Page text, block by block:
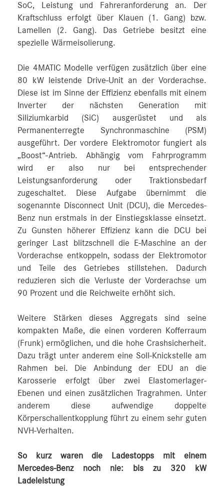
SoC, Leistung und Fahreranforderung an. Der
Kraftschluss erfolgt über Klauen (1. Gang) bzw.
Lamellen (2. Gang). Das Getriebe besitzt eine
spezielle Wärmeisolierung.
Die 4MATIC Modelle verfügen zusätzlich über eine
80 kW leistende Drive-Unit an der Vorderachse.
Diese ist im Sinne der Effizienz ebenfalls mit einem
Inverter der nächsten Generation mit
Siliziumkarbid (SiC) ausgerüstet und als
Permanenterregte Synchronmaschine (PSM)
ausgeführt. Der vordere Elektromotor fungiert als
„Boost“-Antrieb. Abhängig vom Fahrprogramm
wird er also nur bei entsprechender
Leistungsanforderung oder Traktionsbedarf
zugeschaltet. Diese Aufgabe übernimmt die
sogenannte Disconnect Unit (DCU), die Mercedes-
Benz nun erstmals in der Einstiegsklasse einsetzt.
Zu Gunsten höherer Effizienz kann die DCU bei
geringer Last blitzschnell die E-Maschine an der
Vorderachse entkoppeln, sodass der Elektromotor
und Teile des Getriebes stillstehen. Dadurch
reduzieren sich die Verluste der Vorderachse um
90 Prozent und die Reichweite erhöht sich.
Weitere Stärken dieses Aggregats sind seine
kompakten Maße, die einen vorderen Kofferraum
(Frunk) ermöglichen, und die hohe Crashsicherheit.
Dazu trägt unter anderem eine Soll-Knickstelle am
Rahmen bei. Die Anbindung der EDU an die
Karosserie erfolgt über zwei Elastomerlager-
Ebenen und einen zusätzlichen Tragrahmen. Unter
anderem diese aufwendige doppelte
Körperschallentkopplung führt zu einem sehr guten
NVH-Verhalten.
So kurz waren die Ladestopps mit einem
Mercedes-Benz noch nie: bis zu 320 kW
Ladeleistung